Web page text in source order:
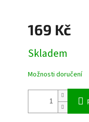
169 Kč
cena:
Skladem
Možnosti doručení